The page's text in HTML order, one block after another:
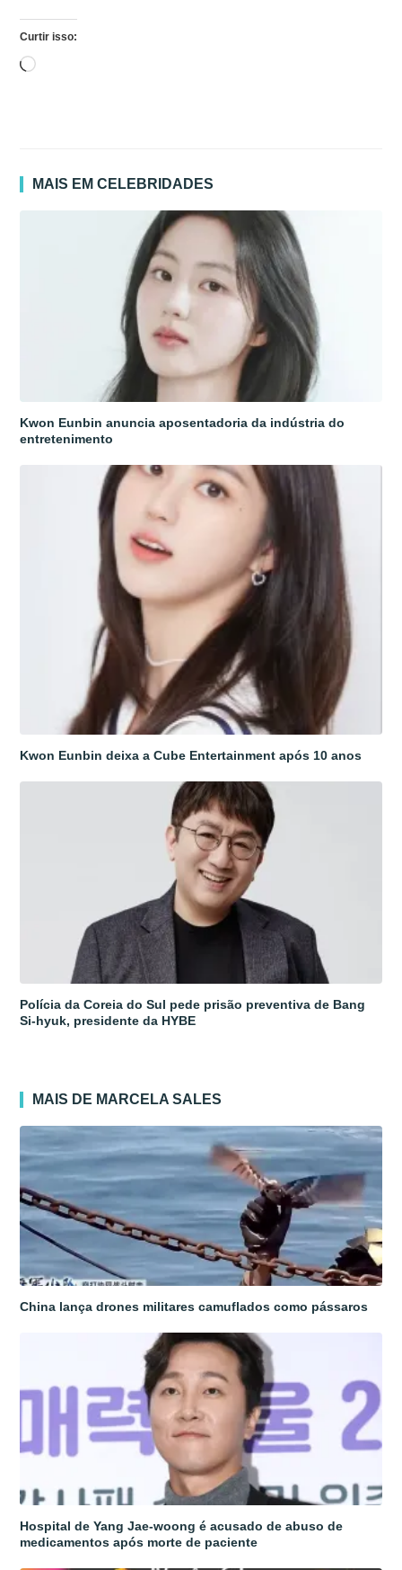
Curtir isso:
Carregando...
MAIS EM CELEBRIDADES
Kwon Eunbin anuncia aposentadoria da indústria do
entretenimento
Kwon Eunbin deixa a Cube Entertainment após 10 anos
Polícia da Coreia do Sul pede prisão preventiva de Bang
Si-hyuk, presidente da HYBE
MAIS DE MARCELA SALES
China lança drones militares camuflados como pássaros
Hospital de Yang Jae-woong é acusado de abuso de
medicamentos após morte de paciente